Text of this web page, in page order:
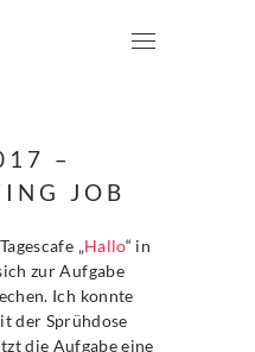
–
JOB
„Hallo“ in
zur Aufgabe
Ich konnte
der Sprühdose
die Aufgabe eine